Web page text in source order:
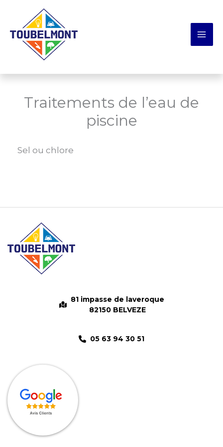
contenu
Traitements de l’eau de
piscine
Sel ou chlore
81 impasse de laveroque
82150 BELVEZE
05 63 94 30 51
Panneau de gestion des cookies